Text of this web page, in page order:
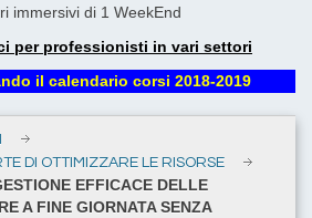
immersivi di 1 WeekEnd
per professionisti in vari settori
il calendario corsi 2018-2019
DI OTTIMIZZARE LE RISORSE
EFFICACE DELLE
A FINE GIORNATA SENZA